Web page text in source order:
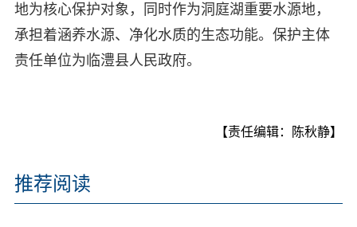
地为核心保护对象，同时作为洞庭湖重要水源地，
承担着涵养水源、净化水质的生态功能。保护主体
责任单位为临澧县人民政府。
【责任编辑：陈秋静】
推荐阅读